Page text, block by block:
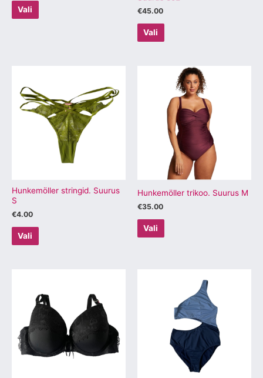
Vali €45.00
Vali
Hunkemöller stringid. Suurus
S
€4.00
Vali
on
mitu
varianti.
Valikuid
tootelehel.
Hunkemöller trikoo. Suurus M
€35.00
Vali
Sellel
tootel
on
mitu
varianti.
Valikuid
saab
teha
tootelehel.
on
mitu
varianti.
Valikuid
mitu
varianti.
Valikuid